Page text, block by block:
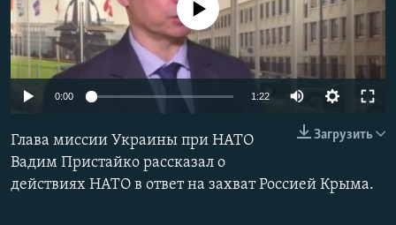
ПОБЕДИТЕЛЕЙ НЕ СУДЯТ?
КРЫМ.НЕПОКОРЕННЫЙ
ELIFBE
УКРАИНСКАЯ ПРОБЛЕМА КРЫМА
ПРИСОЕДИНЯЙТЕСЬ!
Все сайты RFE/RL
No media source currently available
0:00 1:22
Загрузить
Глава миссии Украины при НАТО
Вадим Пристайко рассказал о
действиях НАТО в ответ на захват Россией Крыма.